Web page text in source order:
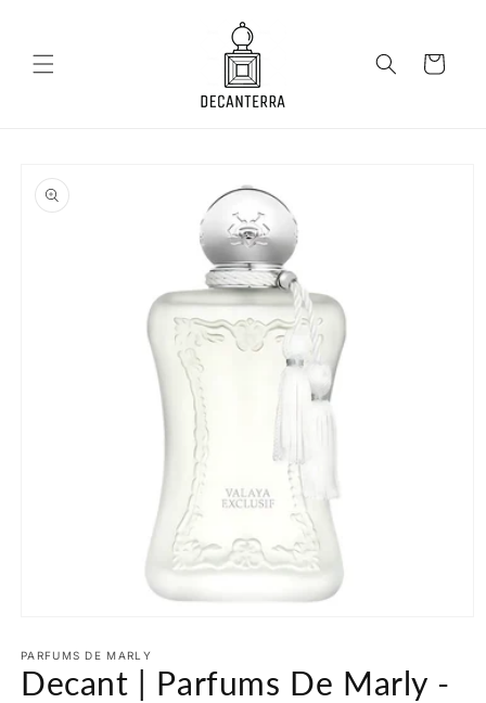
Coș
despre
produs
media
1
într-
PARFUMS DE MARLY
Decant | Parfums De Marly -